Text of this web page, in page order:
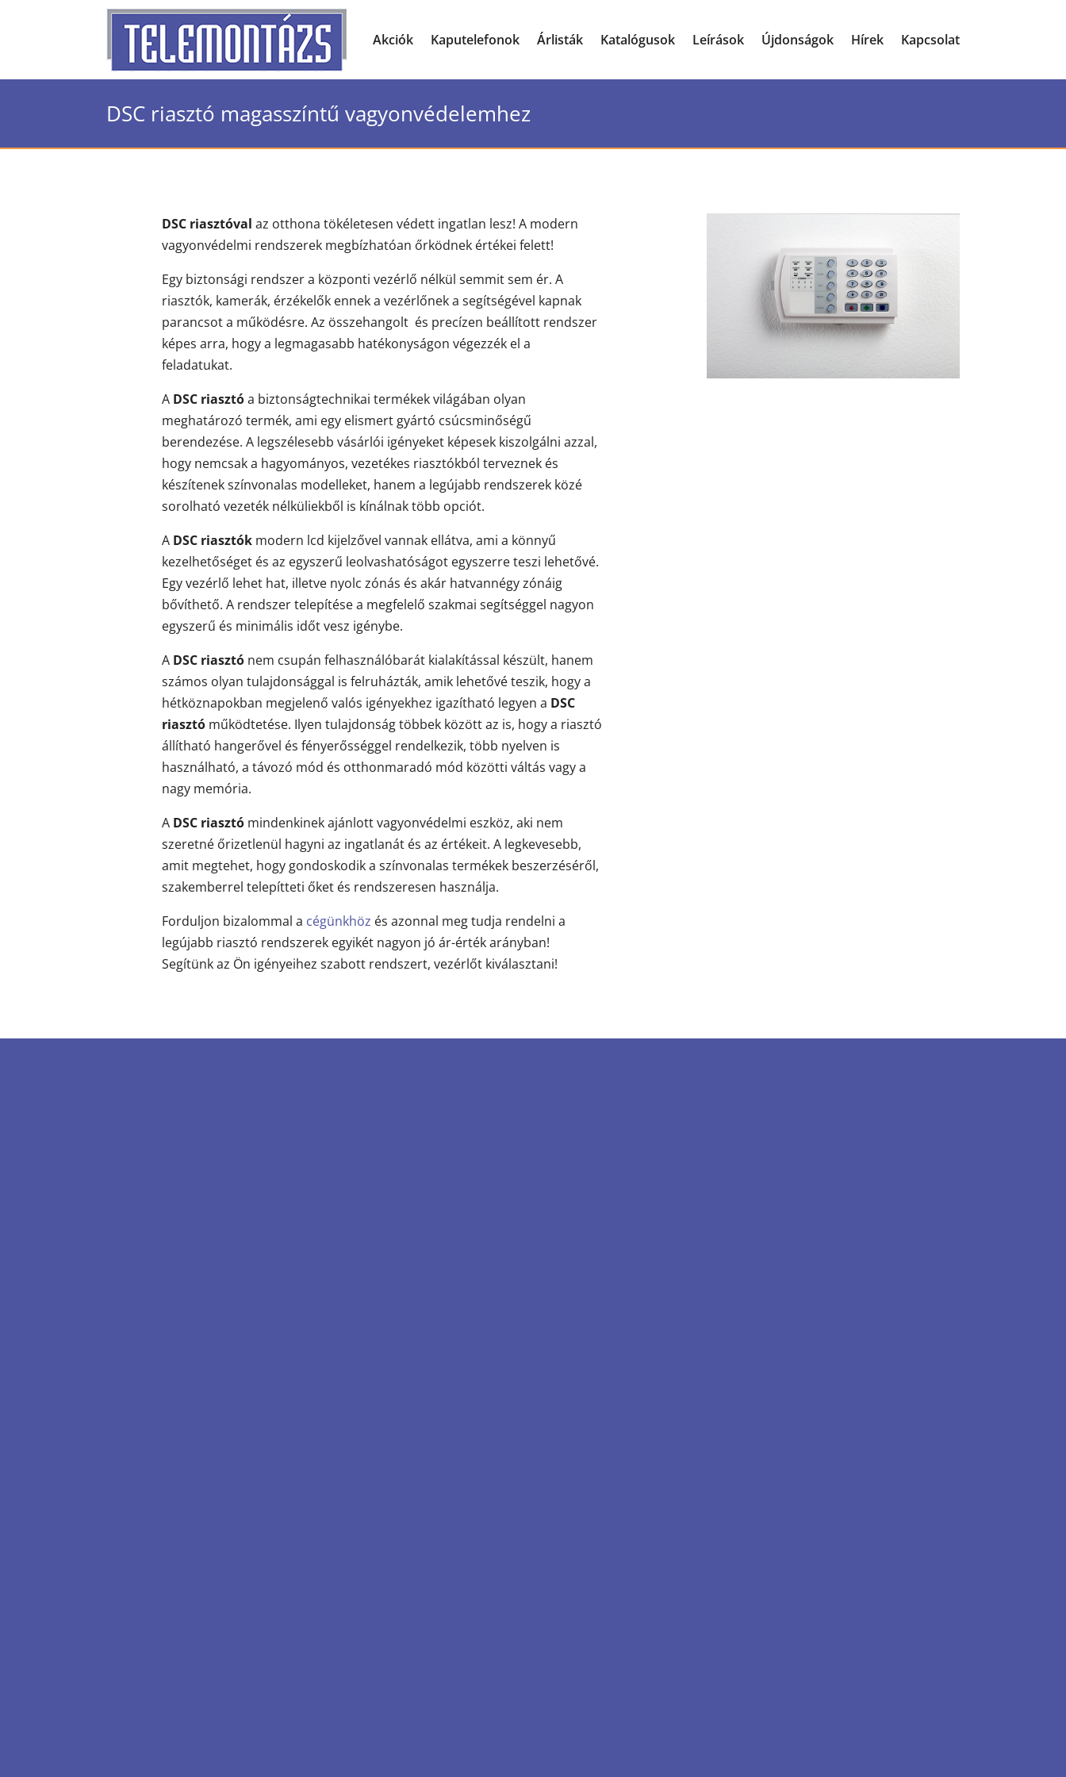
Akciók Kaputelefonok Árlisták Katalógusok Leírások Újdonságok Hírek Kapcsolat
DSC riasztó magasszíntű vagyonvédelemhez
DSC riasztóval az otthona tökéletesen védett ingatlan lesz! A modern
vagyonvédelmi rendszerek megbízhatóan őrködnek értékei felett!
Egy biztonsági rendszer a központi vezérlő nélkül semmit sem ér. A
riasztók, kamerák, érzékelők ennek a vezérlőnek a segítségével kapnak
parancsot a működésre. Az összehangolt és precízen beállított rendszer
képes arra, hogy a legmagasabb hatékonyságon végezzék el a
feladatukat.
A DSC riasztóa biztonságtechnikai termékek világában olyan
meghatározó termék, ami egy elismert gyártó csúcsminőségű
berendezése. A legszélesebb vásárlói igényeket képesek kiszolgálni azzal,
hogy nemcsak a hagyományos, vezetékes riasztókból terveznek és
készítenek színvonalas modelleket, hanem a legújabb rendszerek közé
sorolható vezeték nélküliekből is kínálnak több opciót.
A DSC riasztók modern lcd kijelzővel vannak ellátva, ami a könnyű
kezelhetőséget és az egyszerű leolvashatóságot egyszerre teszi lehetővé.
Egy vezérlő lehet hat, illetve nyolc zónás és akár hatvannégy zónáig
bővíthető. A rendszer telepítése a megfelelő szakmai segítséggel nagyon
egyszerű és minimális időt vesz igénybe.
A DSC riasztó nem csupán felhasználóbarát kialakítással készült, hanem
számos olyan tulajdonsággal is felruházták, amik lehetővé teszik, hogy a
hétköznapokban megjelenő valós igényekhez igazítható legyen a DSC
riasztó működtetése. Ilyen tulajdonság többek között az is, hogy a riasztó
állítható hangerővel és fényerősséggel rendelkezik, több nyelven is
használható, a távozó mód és otthonmaradó mód közötti váltás vagy a
nagy memória.
A DSC riasztó mindenkinek ajánlott vagyonvédelmi eszköz, aki nem
szeretné őrizetlenül hagyni az ingatlanát és az értékeit. A legkevesebb,
amit megtehet, hogy gondoskodik a színvonalas termékek beszerzéséről,
szakemberrel telepítteti őket és rendszeresen használja.
Forduljon bizalommal a cégünkhöz és azonnal meg tudja rendelni a
legújabb riasztó rendszerek egyikét nagyon jó ár-érték arányban!
Segítünk az Ön igényeihez szabott rendszert, vezérlőt kiválasztani!